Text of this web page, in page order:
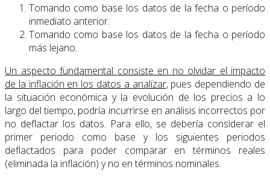
Tomando como base los datos de la fecha o período
inmediato anterior.
Tomando como base los datos de la fecha o período
más lejano.
Un aspecto fundamental consiste en no olvidar el impacto
de la inflación en los datos a analizar, pues dependiendo de
la situación económica y la evolución de los precios a lo
largo del tiempo, podría incurrirse en análisis incorrectos por
no deflactar los datos. Para ello, se debería considerar el
primer periodo como base y los siguientes periodos
deflactados para poder comparar en términos reales
(eliminada la inflación) y no en términos nominales.